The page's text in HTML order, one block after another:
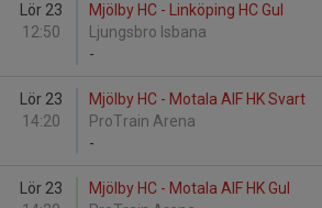
Lör 23
12:50
Mjölby HC - Linköping HC Gul
Ljungsbro Isbana
-
Lör 23
14:20
Mjölby HC - Motala AIF HK Svart
ProTrain Arena
-
Lör 23
Mjölby HC - Motala AIF HK Gul